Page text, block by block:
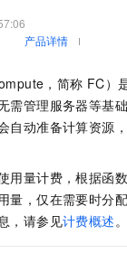
产品详情
，简称 FC）
需管理服务器等基
自动准备计算资源
用量计费，根据函
量，仅在需要时分
，请参见计费概述。